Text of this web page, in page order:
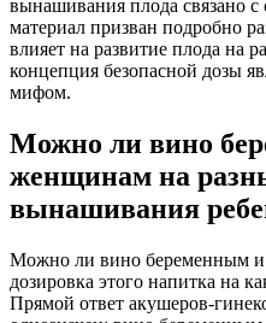
вынашивания плода связано
материал призван подробно
влияет на развитие плода на
концепция безопасной дозы
мифом.
Можно ли вино
женщинам на
вынашивания
Можно ли вино беременным и
дозировка этого напитка на
Прямой ответ акушеров-